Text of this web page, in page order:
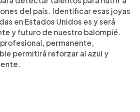
del país. Identificar esas joyas
en Estados Unidos es y será
y futuro de nuestro balompié.
permanente,
permitirá reforzar al azul y